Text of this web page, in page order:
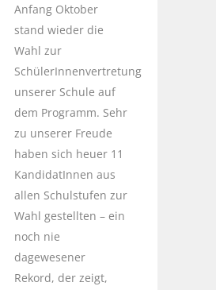
Anfang Oktober
stand wieder die
Wahl zur
SchülerInnenvertretung
unserer Schule auf
dem Programm. Sehr
zu unserer Freude
haben sich heuer 11
KandidatInnen aus
allen Schulstufen zur
Wahl gestellten – ein
noch nie
dagewesener
Rekord, der zeigt,